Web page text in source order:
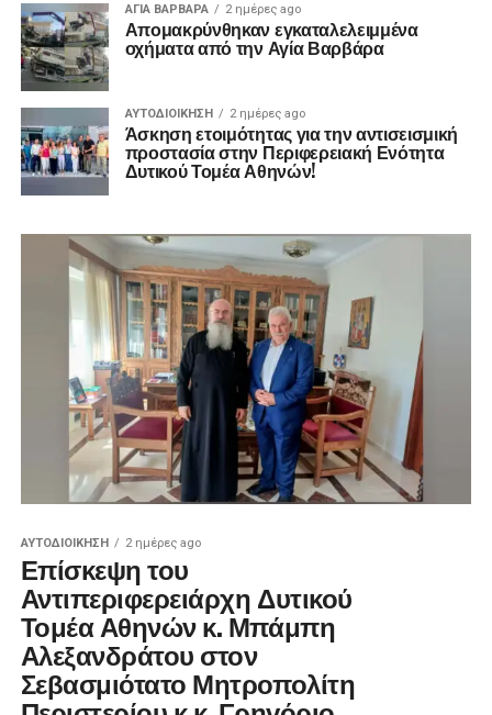
ΑΓΙΑ ΒΑΡΒΑΡΑ 2 ημέρες ago
Απομακρύνθηκαν εγκαταλελειμμένα
οχήματα από την Αγία Βαρβάρα
ΑΥΤΟΔΙΟΊΚΗΣΗ 2 ημέρες ago
Άσκηση ετοιμότητας για την αντισεισμική
προστασία στην Περιφερειακή Ενότητα
Δυτικού Τομέα Αθηνών!
ΑΥΤΟΔΙΟΊΚΗΣΗ 2 ημέρες ago
Επίσκεψη του
Αντιπεριφερειάρχη Δυτικού
Τομέα Αθηνών κ. Μπάμπη
Αλεξανδράτου στον
Σεβασμιότατο Μητροπολίτη